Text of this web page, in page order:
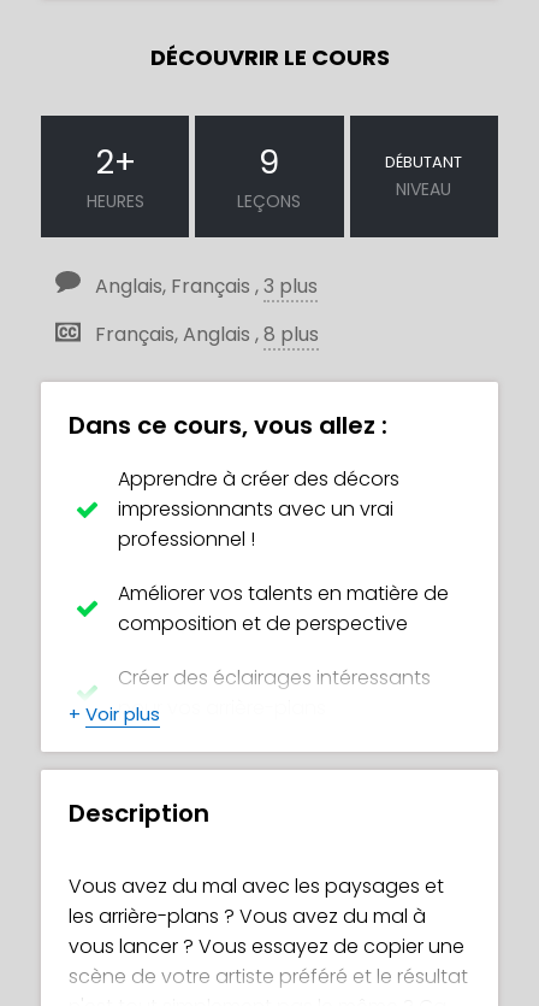
DÉCOUVRIR LE COURS
2+
HEURES
9
LEÇONS
DÉBUTANT
NIVEAU
Anglais, Français ,3 plus
Français, Anglais ,8 plus
Dans ce cours, vous allez :
Apprendre à créer des décors
impressionnants avec un vrai
professionnel !
Améliorer vos talents en matière de
composition et de perspective
Créer des éclairages intéressants
pour vos arrière-plans
atmosphérique » et apprendre à
l'utiliser de manière professionnelle !
Garnir votre scène d'éléments
essentiels : herbe, arbres, rochers, etc.
+ Voir plus
Description
Vous avez du mal avec les paysages et
les arrière-plans ? Vous avez du mal à
vous lancer ? Vous essayez de copier une
scène de votre artiste préféré et le résultat